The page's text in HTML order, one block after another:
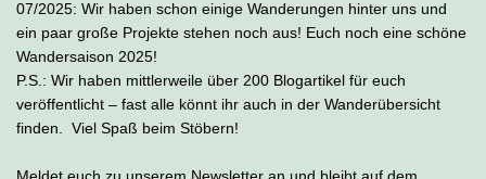
07/2025: Wir haben schon einige Wanderungen hinter uns und
ein paar große Projekte stehen noch aus! Euch noch eine schöne
Wandersaison 2025!
P.S.: Wir haben mittlerweile über 200 Blogartikel für euch
veröffentlicht – fast alle könnt ihr auch in der Wanderübersicht
finden. Viel Spaß beim Stöbern!